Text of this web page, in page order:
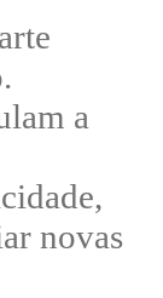
a
novas